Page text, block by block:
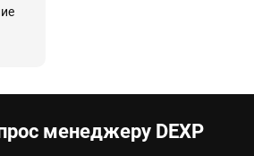
менеджеру DEXP